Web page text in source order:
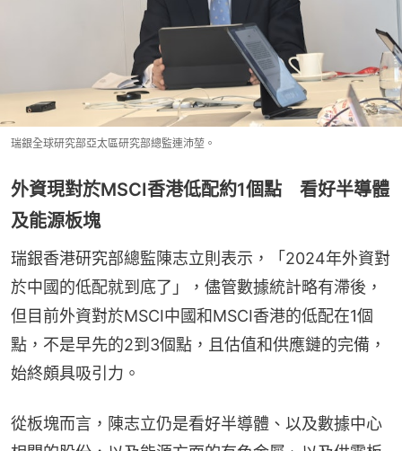
瑞銀全球研究部亞太區研究部總監連沛堃。
外資現對於MSCI香港低配約1個點 看好半導體
及能源板塊
瑞銀香港研究部總監陳志立則表示，「2024年外資對
於中國的低配就到底了」，儘管數據統計略有滯後，
但目前外資對於MSCI中國和MSCI香港的低配在1個
點，不是早先的2到3個點，且估值和供應鏈的完備，
始終頗具吸引力。
從板塊而言，陳志立仍是看好半導體、以及數據中心